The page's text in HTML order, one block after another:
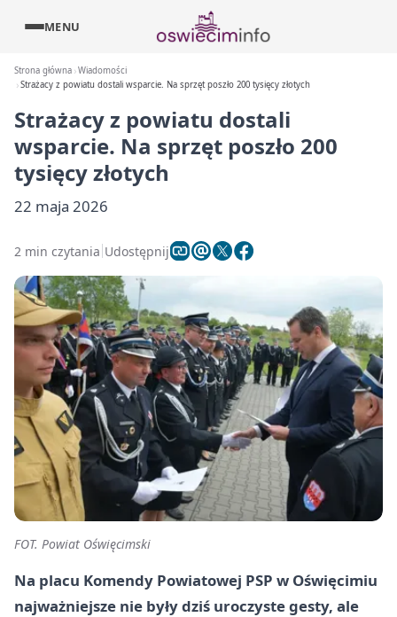
MENU
Strona główna Wiadomości
Strażacy z powiatu dostali wsparcie. Na sprzęt poszło 200 tysięcy złotych
Strażacy z powiatu dostali
wsparcie. Na sprzęt poszło 200
tysięcy złotych
22 maja 2026
2 min czytania Udostępnij
FOT. Powiat Oświęcimski
Na placu Komendy Powiatowej PSP w Oświęcimiu
najważniejsze nie były dziś uroczyste gesty, ale